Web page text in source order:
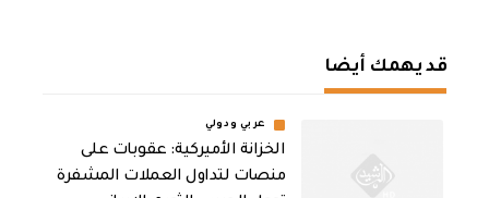
قد يهمك أيضا
عربي ودولي
الخزانة الأميركية: عقوبات على
منصات لتداول العملات المشفرة